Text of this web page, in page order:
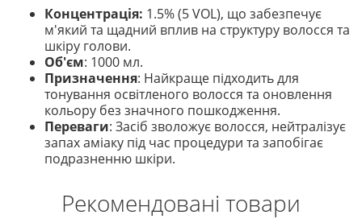
Концентрація: 1.5% (5 VOL), що забезпечує
м'який та щадний вплив на структуру волосся та
шкіру голови.
Об'єм: 1000 мл.
Призначення: Найкраще підходить для
тонування освітленого волосся та оновлення
кольору без значного пошкодження.
Переваги: Засіб зволожує волосся, нейтралізує
запах аміаку під час процедури та запобігає
подразненню шкіри.
Рекомендовані товари